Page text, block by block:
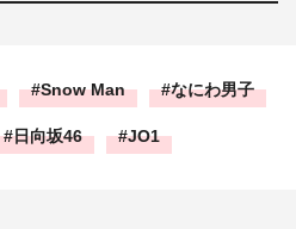
Snow Man なにわ男子
日向坂46 JO1